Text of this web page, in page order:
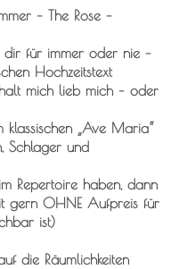
– The Rose –
für immer oder nie –
Hochzeitstext
mich lieb mich – oder
„Ave Maria“
Schlager und
Repertoire haben, dann
gern OHNE Aufpreis für
ist)
die Räumlichkeiten